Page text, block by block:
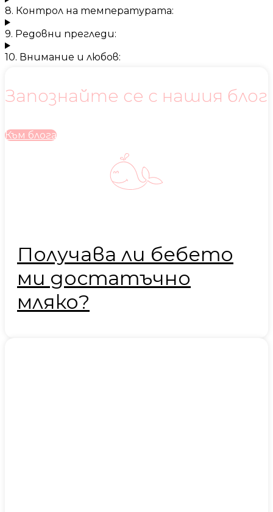
8. Контрол на температурата:
9. Редовни прегледи:
10. Внимание и любов:
Запознайте се с нашия блог
Към блога
Получава ли бебето
ми достатъчно
мляко?